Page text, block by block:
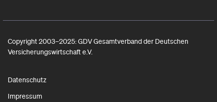
Copyright 2003–2025: GDV Gesamtverband der Deutschen
Versicherungswirtschaft e.V.
Datenschutz
Impressum